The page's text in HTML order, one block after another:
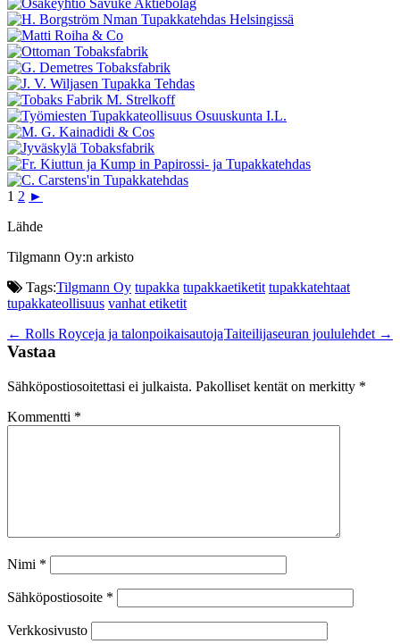
1 2 ►
Lähde
Tilgmann Oy:n arkisto
Tags:Tilgmann Oy tupakka tupakkaetiketit tupakkatehtaat
tupakkateollisuus vanhat etiketit
Post
navigation
← Rolls Royceja ja talonpoikaisautojaTaiteilijaseuran joululehdet →
Vastaa
Sähköpostiosoitettasi ei julkaista. Pakolliset kentät on merkitty *
Kommentti *
Nimi *
Sähköpostiosoite *
Verkkosivusto